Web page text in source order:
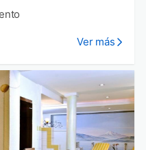
Ver más